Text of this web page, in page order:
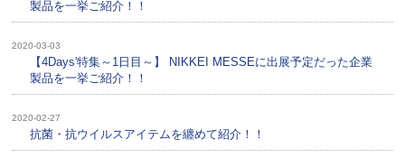
製品を一挙ご紹介！！
2020-03-03
【4Days'特集～1日目～】 NIKKEI MESSEに出展予定だった企業
製品を一挙ご紹介！！
2020-02-27
抗菌・抗ウイルスアイテムを纏めて紹介！！